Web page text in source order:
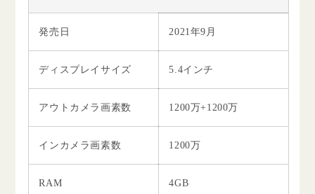
発売日 2021年9月
ディスプレイサイズ 5.4インチ
アウトカメラ画素数 1200万+1200万
インカメラ画素数 1200万
RAM 4GB